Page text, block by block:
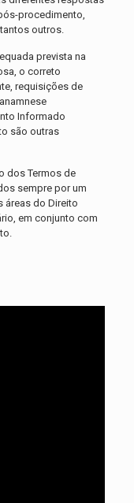
procedimento,
outros.
prevista na
o correto
requisições de
Informado
são outras
dos Termos de
sempre por um
áreas do Direito
em conjunto com